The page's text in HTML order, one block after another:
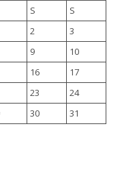
S
S
2
3
9
10
16
17
23
24
30 31